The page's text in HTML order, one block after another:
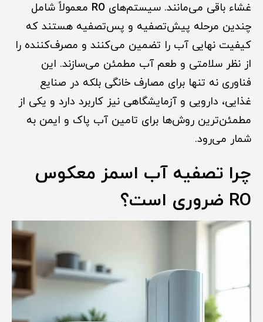
غشاء باقی می‌مانند. سیستم‌های RO معمولاً شامل
چندین مرحله پیش‌تصفیه و پس‌تصفیه هستند که
کیفیت نهایی آب را تضمین می‌کنند و مصرف‌کننده را
از نظر سلامتی و طعم آب مطمئن می‌سازند. این
فناوری نه تنها برای مصارف خانگی بلکه در صنایع
غذایی، دارویی و آزمایشگاهی نیز کاربرد دارد و یکی از
مطمئن‌ترین روش‌ها برای تامین آب پاک و ایمن به
شمار می‌رود.
چرا تصفیه آب اسمز معکوس
RO ضروری است؟